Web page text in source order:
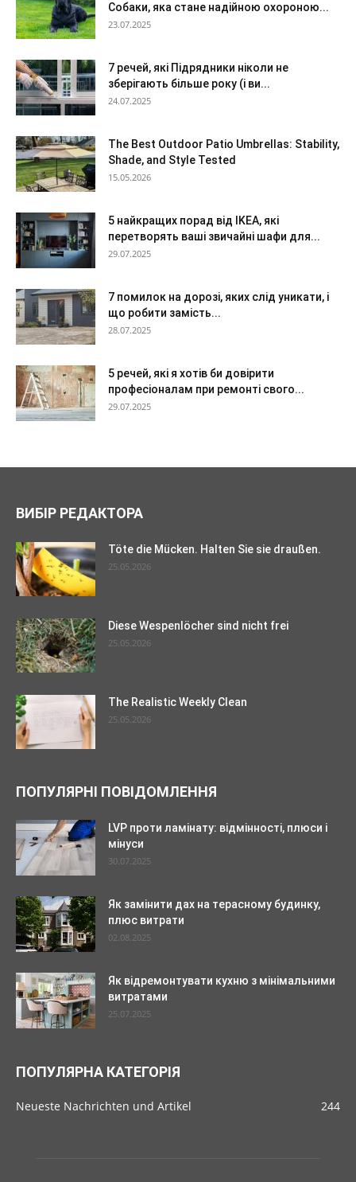
Собаки, яка стане надійною охороною...
23.07.2025
7 речей, які Підрядники ніколи не
зберігають більше року (і ви...
24.07.2025
The Best Outdoor Patio Umbrellas: Stability,
Shade, and Style Tested
15.05.2026
5 найкращих порад від IKEA, які
перетворять ваші звичайні шафи для...
29.07.2025
7 помилок на дорозі, яких слід уникати, і
що робити замість...
28.07.2025
5 речей, які я хотів би довірити
професіоналам при ремонті свого...
29.07.2025
ВИБІР РЕДАКТОРА
Töte die Mücken. Halten Sie sie draußen.
25.05.2026
Diese Wespenlöcher sind nicht frei
25.05.2026
The Realistic Weekly Clean
25.05.2026
ПОПУЛЯРНІ ПОВІДОМЛЕННЯ
LVP проти ламінату: відмінності, плюси і
мінуси
30.07.2025
Як замінити дах на терасному будинку,
плюс витрати
02.08.2025
Як відремонтувати кухню з мінімальними
витратами
25.07.2025
ПОПУЛЯРНА КАТЕГОРІЯ
Neueste Nachrichten und Artikel 244